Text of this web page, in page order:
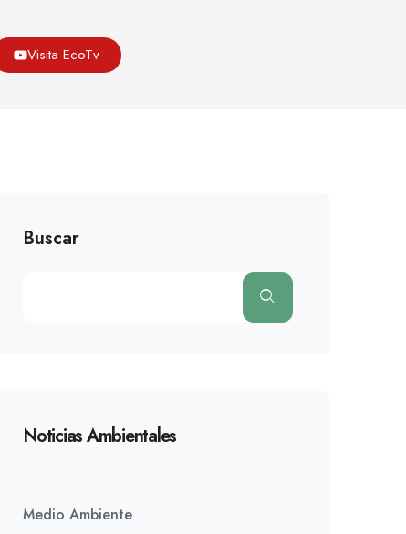
Visita EcoTv
Por Las Renovables Y La Independencia Energética
Buscar
Noticias Ambientales
Medio Ambiente